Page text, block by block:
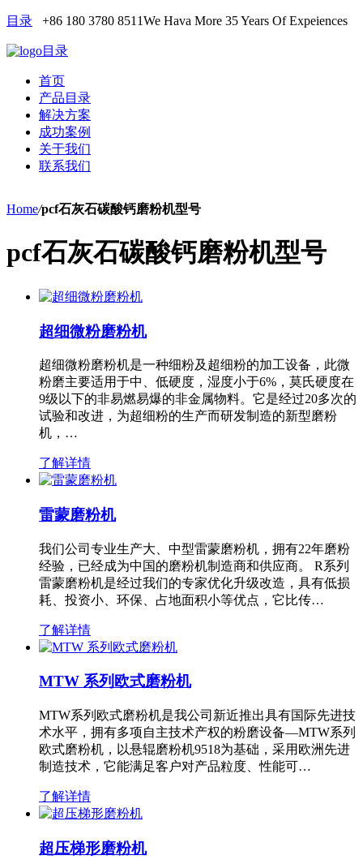
目录 +86 180 3780 8511We Hava More 35 Years Of Expeiences
目录
首页
产品目录
解决方案
成功案例
关于我们
联系我们
Home/pcf石灰石碳酸钙磨粉机型号
pcf石灰石碳酸钙磨粉机型号
超细微粉磨粉机
超细微粉磨粉机是一种细粉及超细粉的加工设备，此微
粉磨主要适用于中、低硬度，湿度小于6%，莫氏硬度在
9级以下的非易燃易爆的非金属物料。它是经过20多次的
试验和改进，为超细粉的生产而研发制造的新型磨粉
机，…
了解详情
雷蒙磨粉机
我们公司专业生产大、中型雷蒙磨粉机，拥有22年磨粉
经验，已经成为中国的磨粉机制造商和供应商。 R系列
雷蒙磨粉机是经过我们的专家优化升级改造，具有低损
耗、投资小、环保、占地面积小等优点，它比传…
了解详情
MTW 系列欧式磨粉机
MTW系列欧式磨粉机是我公司新近推出具有国际先进技
术水平，拥有多项自主技术产权的粉磨设备—MTW系列
欧式磨粉机，以悬辊磨粉机9518为基础，采用欧洲先进
制造技术，它能满足客户对产品粒度、性能可…
了解详情
超压梯形磨粉机